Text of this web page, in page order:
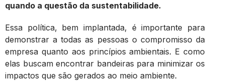
quando a questão da sustentabilidade.
Essa política, bem implantada, é importante para
demonstrar a todas as pessoas o compromisso da
empresa quanto aos princípios ambientais. E como
elas buscam encontrar bandeiras para minimizar os
impactos que são gerados ao meio ambiente.